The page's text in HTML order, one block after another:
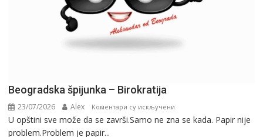
Beogradska špijunka – Birokratija
23/07/2026 Alex Коментари су искључени
Beogradska
U opštini sve može da se završi.Samo ne zna se kada. Papir nije
problem.Problem je papir...